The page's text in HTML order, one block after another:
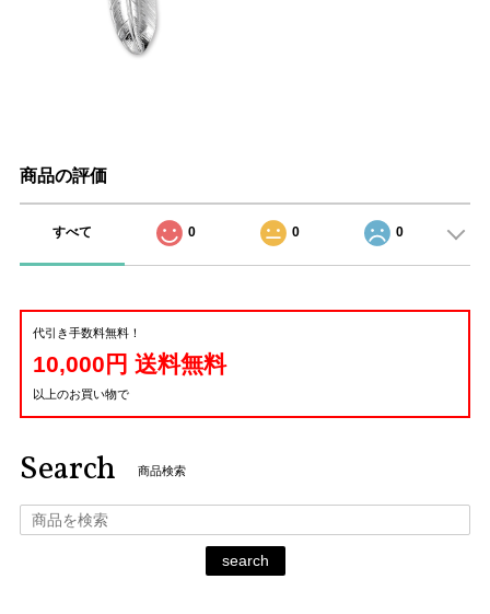
商品の評価
すべて 0 0 0
代引き手数料無料！
10,000円 送料無料
以上のお買い物で
Search 商品検索
search